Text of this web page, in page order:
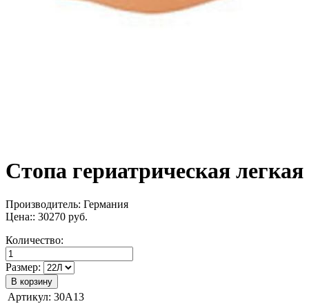
Стопа гериатрическая легкая
Производитель: Германия
Цена:: 30270 руб.
Количество:
Размер:
В корзину
Артикул: 30A13